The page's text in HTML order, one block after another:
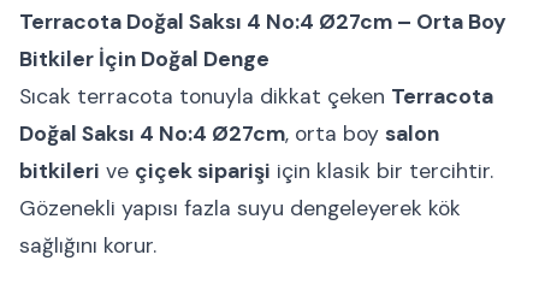
Terracota Doğal Saksı 4 No:4 Ø27cm – Orta Boy
Bitkiler İçin Doğal Denge
Sıcak terracota tonuyla dikkat çeken Terracota
Doğal Saksı 4 No:4 Ø27cm, orta boy salon
bitkileri ve çiçek siparişi için klasik bir tercihtir.
Gözenekli yapısı fazla suyu dengeleyerek kök
sağlığını korur.